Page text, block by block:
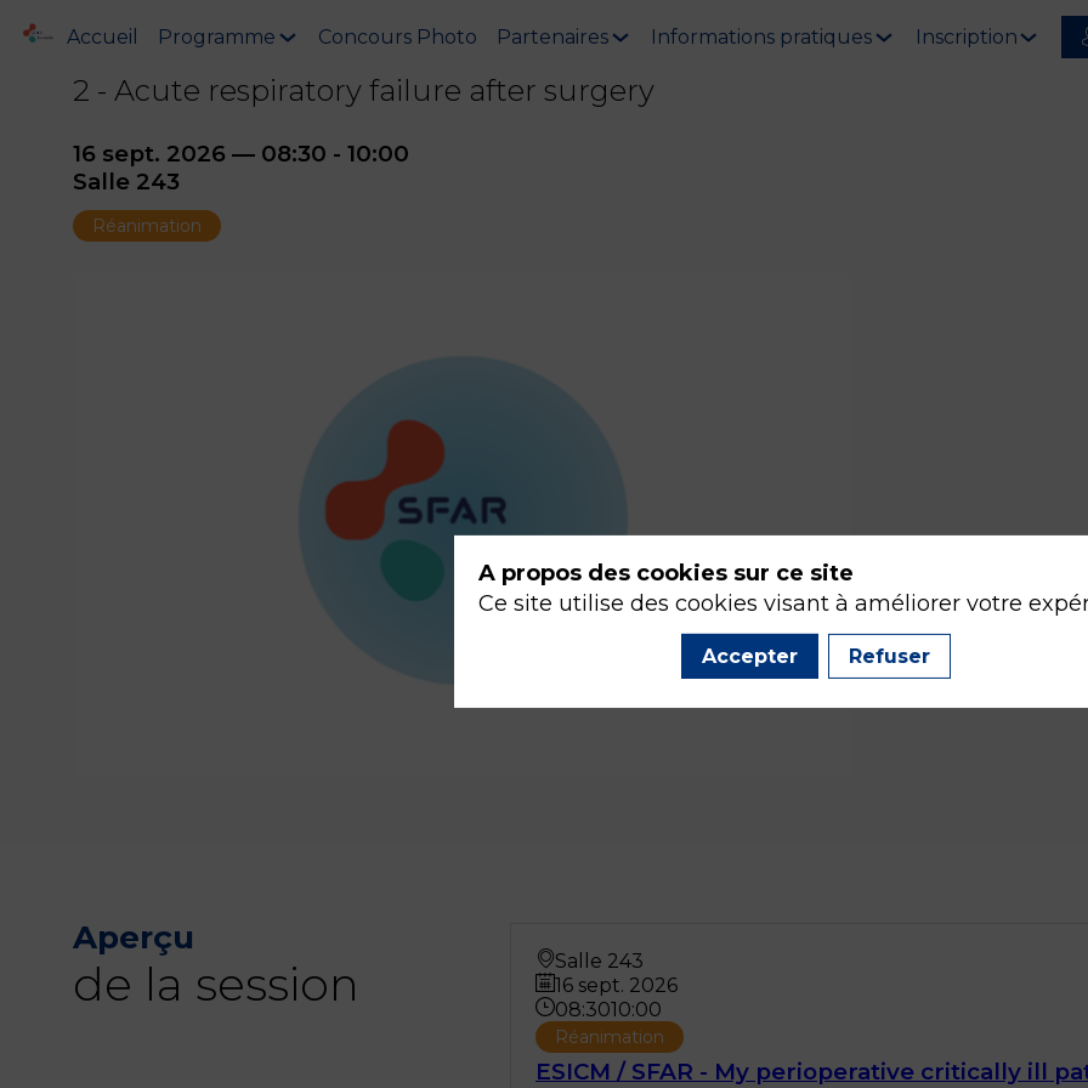
Accueil Programme Concours Photo Partenaires Informations pratiques Inscription
2 - Acute respiratory failure after surgery
16 sept. 2026 — 08:30 - 10:00
Salle 243
Réanimation
Aperçu
de la session
Salle 243
16 sept. 2026
08:3010:00
Réanimation
ESICM / SFAR - My perioperative critically ill
A propos des cookies sur ce site
Ce site utilise des cookies visant à améliorer votre
Accepter Refuser